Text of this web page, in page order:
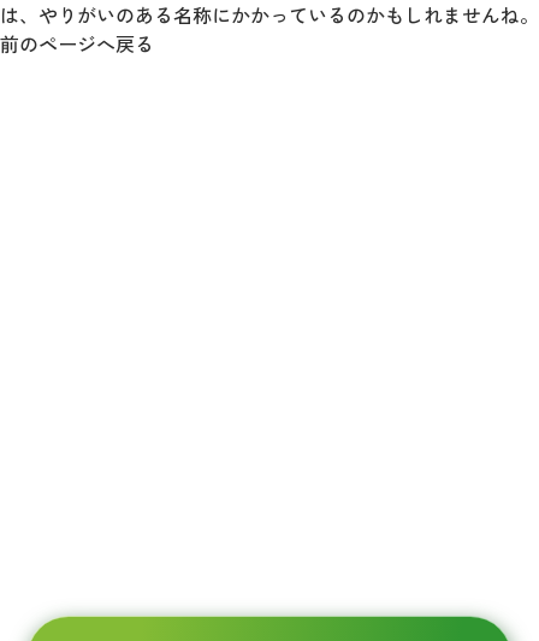
は、やりがいのある名称にかかっているのかもしれませんね。
前のページへ戻る